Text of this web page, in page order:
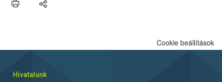
Cookie beállítások
Hivatalunk